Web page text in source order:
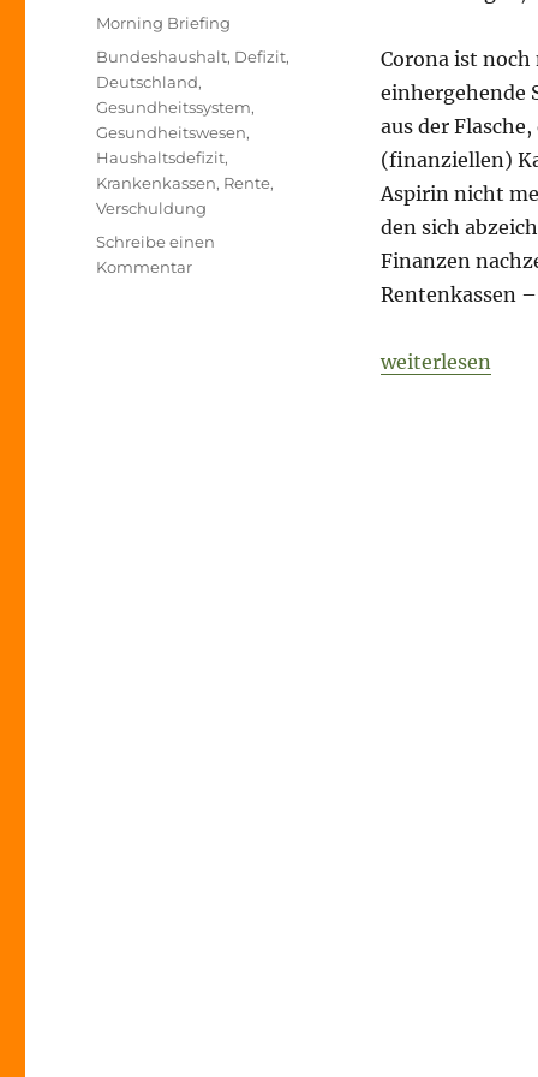
Corona ist
einhergehende
aus der
(finanziellen)
Aspirin nicht
den sich
Finanzen
Rentenkassen
„Morning
weiterlesen
am
Kategorien
Morning Briefing
Schlagwörter
Bundeshaushalt, Defizit,
Deutschland,
Gesundheitssystem,
Gesundheitswesen,
Haushaltsdefizit,
Krankenkassen, Rente,
Verschuldung
Schreibe einen
Kommentarzu